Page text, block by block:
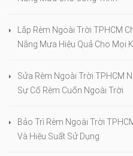
Lắp Rèm Ngoài Trời TPHCM
Nắng Mưa Hiệu Quả Cho Mọi
Sửa Rèm Ngoài Trời TPHCM
Sự Cố Rèm Cuốn Ngoài Trời
Bảo Trì Rèm Ngoài Trời
Và Hiệu Suất Sử Dụng